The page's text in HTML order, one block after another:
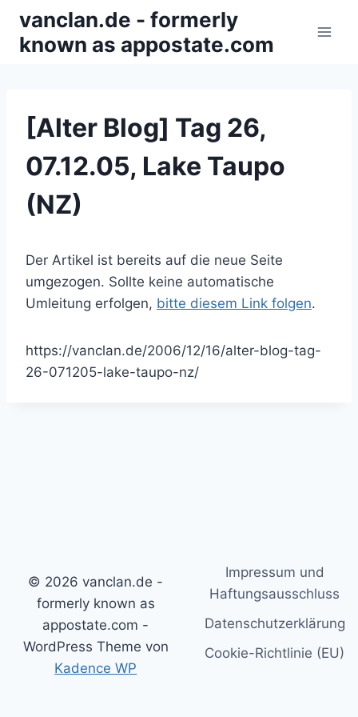
Inhalt
springen
vanclan.de - formerly
known as appostate.com
[Alter Blog] Tag 26,
07.12.05, Lake Taupo
(NZ)
Der Artikel ist bereits auf die neue Seite
umgezogen. Sollte keine automatische
Umleitung erfolgen, bitte diesem Link folgen.
https://vanclan.de/2006/12/16/alter-blog-tag-
26-071205-lake-taupo-nz/
© 2026 vanclan.de -
formerly known as
appostate.com -
WordPress Theme von
Kadence WP
Impressum und
Haftungsausschluss
Datenschutzerklärung
Cookie-Richtlinie (EU)